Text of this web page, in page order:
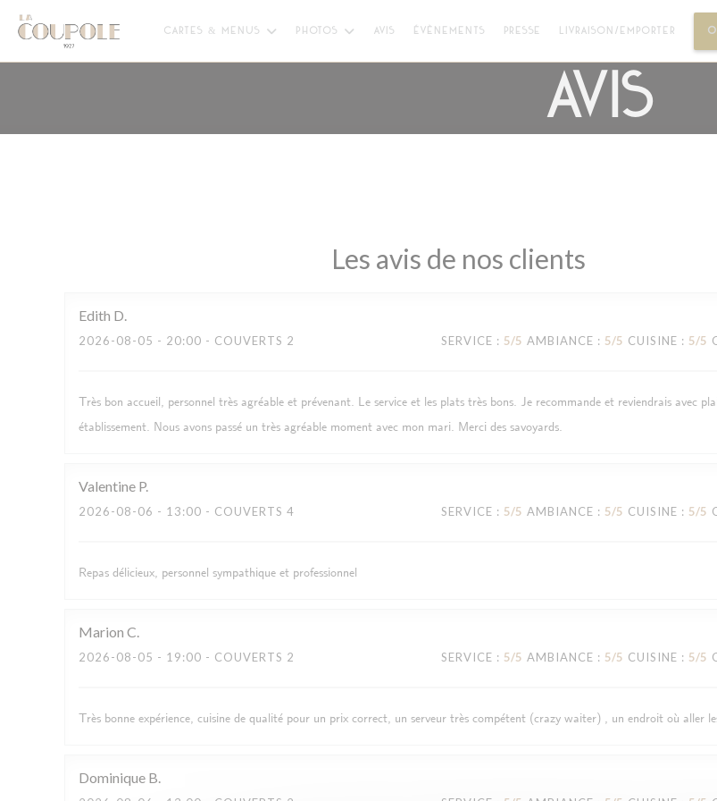
Personnalisation de vos choix en matière de cookies
CARTES & MENUS PHOTOS AVIS ÉVÈNEMENTS PRESSE LIVRAISON/EMPORTER
Avis
Les avis de nos clients
Edith D
2026-08-05 - 20:00 - COUVERTS 2 SERVICE : 5/5 AMBIANCE : 5/5 CUISINE : 5/5
Très bon accueil, personnel très agréable et prévenant. Le service et les plats très bons. Je recommande et reviendrais avec
établissement. Nous avons passé un très agréable moment avec mon mari. Merci des savoyards.
Valentine P
2026-08-06 - 13:00 - COUVERTS 4 SERVICE : 5/5 AMBIANCE : 5/5 CUISINE : 5/5
Repas délicieux, personnel sympathique et professionnel
Marion C
2026-08-05 - 19:00 - COUVERTS 2 SERVICE : 5/5 AMBIANCE : 5/5 CUISINE : 5/5
Très bonne expérience, cuisine de qualité pour un prix correct, un serveur très compétent (crazy waiter) , un endroit où aller
Dominique B